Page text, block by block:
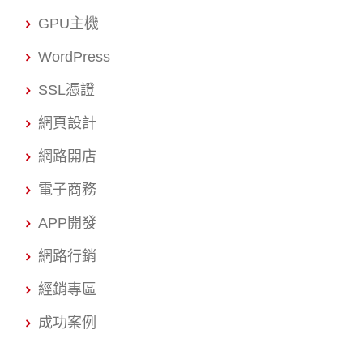
GPU主機
WordPress
SSL憑證
網頁設計
網路開店
電子商務
APP開發
網路行銷
經銷專區
成功案例